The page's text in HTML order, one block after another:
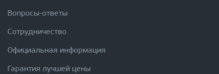
Вопросы-ответы
Сотрудничество
Официальная информация
Гарантия лучшей цены